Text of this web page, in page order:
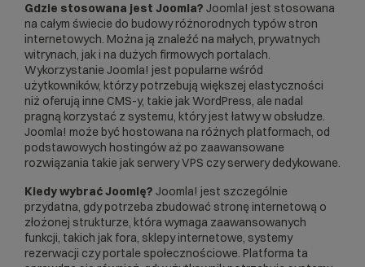
Gdzie stosowana jest Joomla? Joomla! jest stosowana
na całym świecie do budowy różnorodnych typów stron
internetowych. Można ją znaleźć na małych, prywatnych
witrynach, jak i na dużych firmowych portalach.
Wykorzystanie Joomla! jest popularne wśród
użytkowników, którzy potrzebują większej elastyczności
niż oferują inne CMS-y, takie jakWordPress, ale nadal
pragną korzystać z systemu, który jest łatwy w obsłudze.
Joomla! może być hostowana na różnych platformach, od
podstawowych hostingów aż po zaawansowane
rozwiązania takie jakserwery VPS czyserwery dedykowane.
Kiedy wybrać Joomlę? Joomla! jest szczególnie
przydatna, gdy potrzeba zbudować stronę internetową o
złożonej strukturze, która wymaga zaawansowanych
funkcji, takich jak fora, sklepy internetowe, systemy
rezerwacji czy portale społecznościowe. Platforma ta